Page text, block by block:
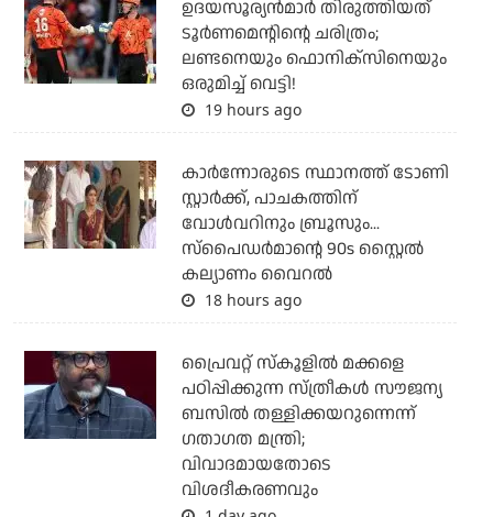
ഉദയസൂര്യന്‍മാര്‍ തിരുത്തിയത്
ടൂര്‍ണമെന്റിന്റെ ചരിത്രം;
ലണ്ടനെയും ഫൊനിക്‌സിനെയും
ഒരുമിച്ച് വെട്ടി!
19 hours ago
കാര്‍ന്നോരുടെ സ്ഥാനത്ത് ടോണി
സ്റ്റാര്‍ക്ക്, പാചകത്തിന്
വോള്‍വറിനും ബ്രൂസും...
സ്‌പൈഡര്‍മാന്റെ 90s സ്റ്റൈല്‍
കല്യാണം വൈറല്‍
18 hours ago
പ്രൈവറ്റ് സ്‌കൂളില്‍ മക്കളെ
പഠിപ്പിക്കുന്ന സ്ത്രീകള്‍ സൗജന്യ
ബസില്‍ തള്ളിക്കയറുന്നെന്ന്
ഗതാഗത മന്ത്രി;
വിവാദമായതോടെ
വിശദീകരണവും